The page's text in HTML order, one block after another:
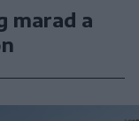
marad a